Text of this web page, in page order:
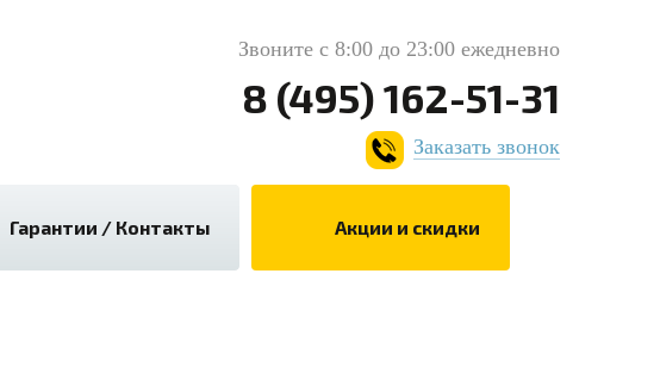
Звоните с 8:00 до 23:00 ежедневно
8 (495) 162-51-31
Заказать звонок
Гарантии / Контакты Акции и скидки